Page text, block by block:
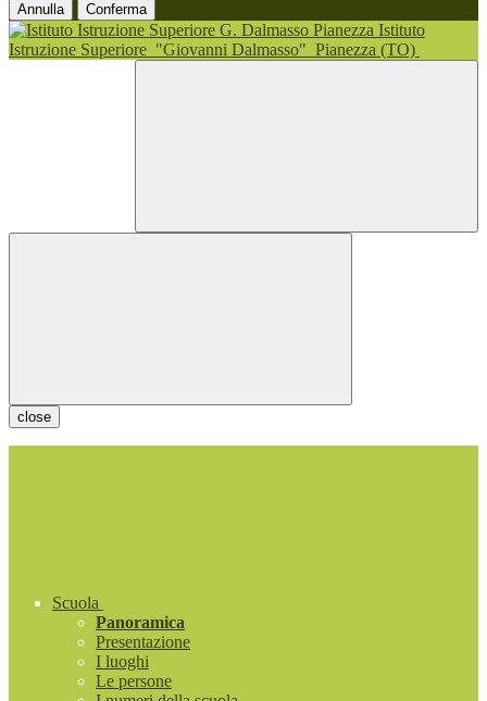
Annulla Conferma
Istituto
Istruzione Superiore "Giovanni Dalmasso" Pianezza (TO)
close
Scuola
Panoramica
Presentazione
I luoghi
Le persone